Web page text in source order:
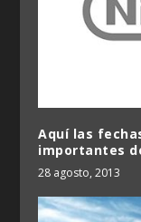
Aquí las
importantes
28 agosto, 2013